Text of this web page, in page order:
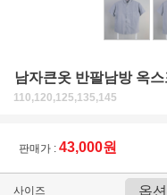
남자큰옷 반팔남방 옥
110,120,125,135,145
판매가 : 43,000원
사이즈